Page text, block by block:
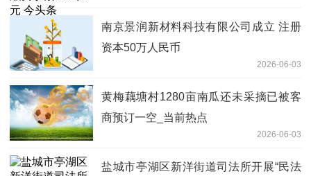
南京景润新材料科技有限公司成立 注册
资本50万人民币
2026-06-03
黄梅藕塘村1280亩南瓜还未采摘已被客
商预订一空_当前热点
2026-06-03
盐城市亭湖区新洋街道司法所开展“民法